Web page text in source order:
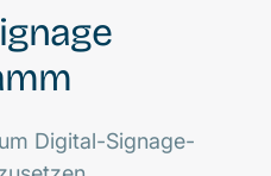
Digital-Signage-